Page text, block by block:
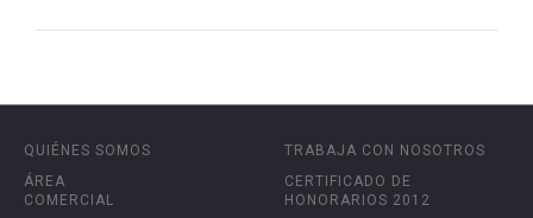
QUIÉNES SOMOS
ÁREA
COMERCIAL
TRABAJA CON NOSOTROS
CERTIFICADO DE
HONORARIOS 2012